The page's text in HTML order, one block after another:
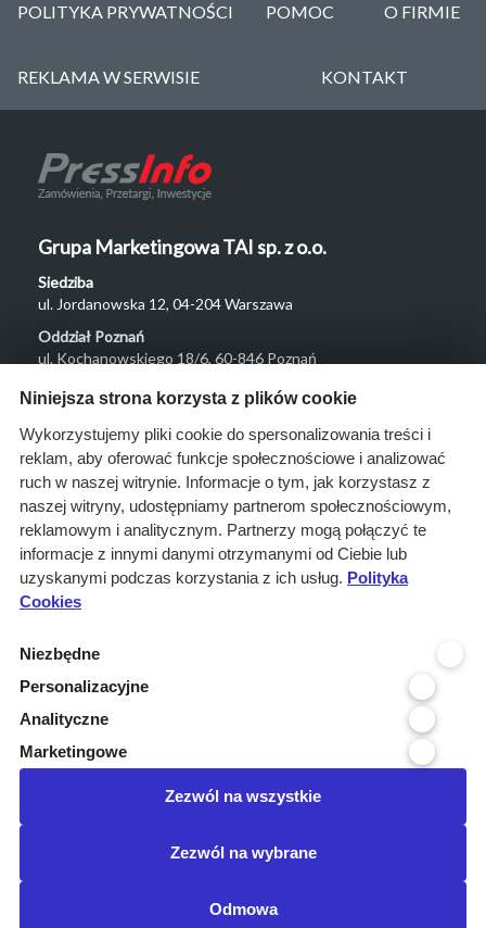
POLITYKA PRYWATNOŚCI POMOC O FIRMIE
REKLAMA W SERWISIE KONTAKT
Grupa Marketingowa TAI sp. z o.o.
Siedziba
ul. Jordanowska 12, 04-204 Warszawa
Oddział Poznań
ul. Kochanowskiego 18/6, 60-846 Poznań
Menu
O nas
Rozwiązania
Monitoring
przetargów
Raporty
przetargowe
Kontakt
Kontakt
Infolinia 800 800 707
kontakt@pressinfo.pl
Niniejsza strona korzysta z plików cookie
Wykorzystujemy pliki cookie do spersonalizowania treści i
reklam, aby oferować funkcje społecznościowe i analizować
ruch w naszej witrynie. Informacje o tym, jak korzystasz z
naszej witryny, udostępniamy partnerom społecznościowym,
reklamowym i analitycznym. Partnerzy mogą połączyć te
informacje z innymi danymi otrzymanymi od Ciebie lub
uzyskanymi podczas korzystania z ich usług. Polityka
Cookies
Niezbędne
Personalizacyjne
Analityczne
Marketingowe
Zezwól na wszystkie
Zezwól na wybrane
Odmowa